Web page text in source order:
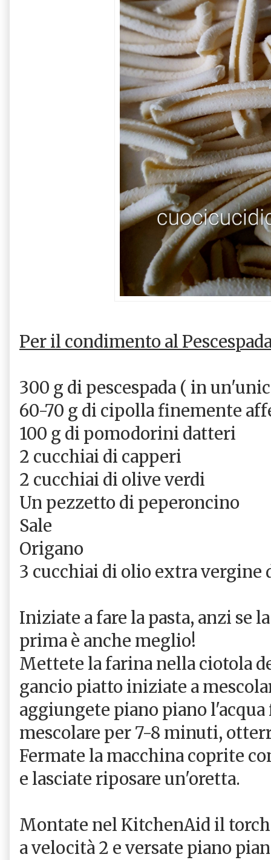
Per il condimento al
300 g di pescespada ( in
60-70 g di cipolla finemente
100 g di pomodorini datteri
2 cucchiai di capperi
2 cucchiai di olive verdi
Un pezzetto di peperoncino
Sale
Origano
3 cucchiai di olio extra vergine
Iniziate a fare la pasta, anzi se
prima è anche meglio!
Mettete la farina nella ciotola
gancio piatto iniziate a
aggiungete piano piano l'acqua
mescolare per 7-8 minuti,
Fermate la macchina coprite
e lasciate riposare un'oretta.
Montate nel KitchenAid il
a velocità 2 e versate piano